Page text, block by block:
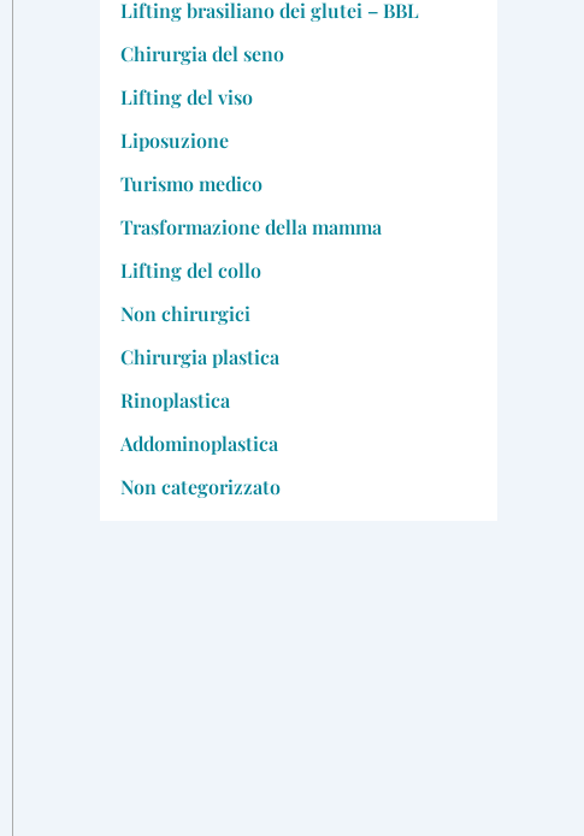
Lifting brasiliano dei glutei – BBL
Chirurgia del seno
Lifting del viso
Liposuzione
Turismo medico
Trasformazione della mamma
Lifting del collo
Non chirurgici
Chirurgia plastica
Rinoplastica
Addominoplastica
Non categorizzato